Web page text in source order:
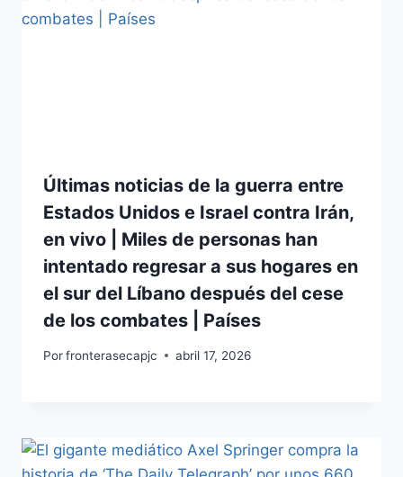
Últimas noticias de la guerra entre
Estados Unidos e Israel contra Irán,
en vivo | Miles de personas han
intentado regresar a sus hogares en
el sur del Líbano después del cese
de los combates | Países
Porfronterasecapjc abril 17, 2026